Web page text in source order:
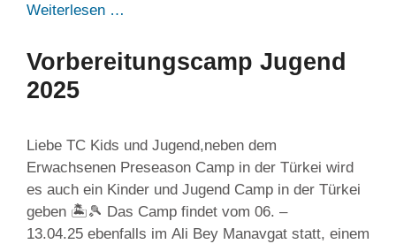
Weiterlesen …
Vorbereitungscamp Jugend
2025
Liebe TC Kids und Jugend,neben dem
Erwachsenen Preseason Camp in der Türkei wird
es auch ein Kinder und Jugend Camp in der Türkei
geben 🏝️🎾 Das Camp findet vom 06. –
13.04.25 ebenfalls im Ali Bey Manavgat statt, einem